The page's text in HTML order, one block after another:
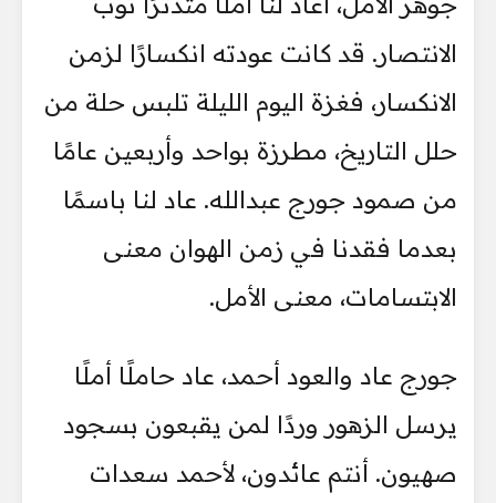
الانتصار. قد كانت عودته انكسارًا لزمن
الانكسار، فغزة اليوم الليلة تلبس حلة من
حلل التاريخ، مطرزة بواحد وأربعين عامًا
من صمود جورج عبدالله. عاد لنا باسمًا
بعدما فقدنا في زمن الهوان معنى
الابتسامات، معنى الأمل.
جورج عاد والعود أحمد، عاد حاملًا أملًا
يرسل الزهور وردًا لمن يقبعون بسجود
صهيون. أنتم عائدون، لأحمد سعدات